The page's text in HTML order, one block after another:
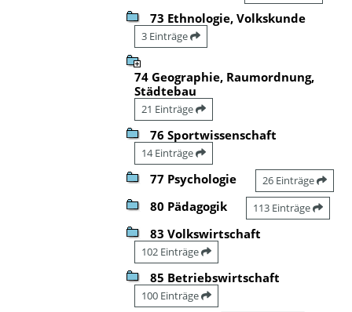
73 Ethnologie, Volkskunde
3 Einträge
74 Geographie, Raumordnung,
Städtebau
21 Einträge
76 Sportwissenschaft
14 Einträge
77 Psychologie 26 Einträge
80 Pädagogik 113 Einträge
83 Volkswirtschaft
102 Einträge
85 Betriebswirtschaft
100 Einträge